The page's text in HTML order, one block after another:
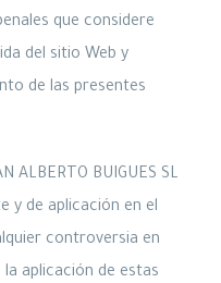
que considere
del sitio Web y
de las presentes
ALBERTO BUIGUES SL
y de aplicación en el
controversia en
aplicación de estas